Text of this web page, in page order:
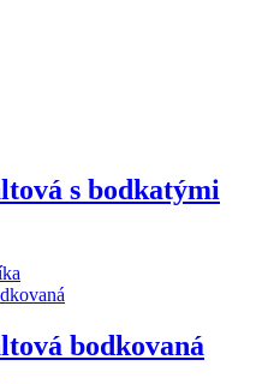
s bodkatými
bodkovaná